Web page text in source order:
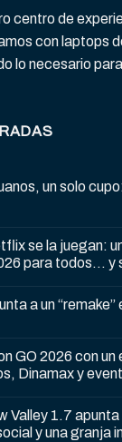
centro de
con laptops
lo necesario
un solo
se la juegan:
para todos… y
a un
GO 2026 con
Dinamax y
Valley 1.7
y una granja